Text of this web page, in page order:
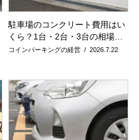
駐車場のコンクリート費用はい
くら？1台・2台・3台の相場…
2026.7.22
コインパーキングの経営